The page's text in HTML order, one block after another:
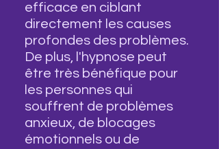
efficace en ciblant
directement les causes
profondes des problèmes.
De plus, l'hypnose peut
être très bénéfique pour
les personnes qui
souffrent de problèmes
anxieux, de blocages
émotionnels ou de